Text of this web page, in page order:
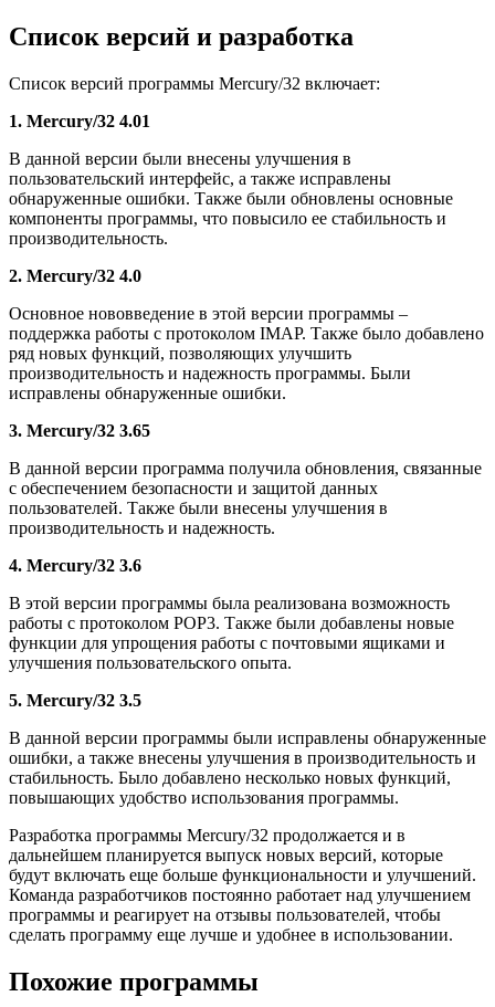
Список версий и разработка
Список версий программы Mercury/32 включает:
1. Mercury/32 4.01
В данной версии были внесены улучшения в
пользовательский интерфейс, а также исправлены
обнаруженные ошибки. Также были обновлены основные
компоненты программы, что повысило ее стабильность и
производительность.
2. Mercury/32 4.0
Основное нововведение в этой версии программы –
поддержка работы с протоколом IMAP. Также было добавлено
ряд новых функций, позволяющих улучшить
производительность и надежность программы. Были
исправлены обнаруженные ошибки.
3. Mercury/32 3.65
В данной версии программа получила обновления, связанные
с обеспечением безопасности и защитой данных
пользователей. Также были внесены улучшения в
производительность и надежность.
4. Mercury/32 3.6
В этой версии программы была реализована возможность
работы с протоколом POP3. Также были добавлены новые
функции для упрощения работы с почтовыми ящиками и
улучшения пользовательского опыта.
5. Mercury/32 3.5
В данной версии программы были исправлены обнаруженные
ошибки, а также внесены улучшения в производительность и
стабильность. Было добавлено несколько новых функций,
повышающих удобство использования программы.
Разработка программы Mercury/32 продолжается и в
дальнейшем планируется выпуск новых версий, которые
будут включать еще больше функциональности и улучшений.
Команда разработчиков постоянно работает над улучшением
программы и реагирует на отзывы пользователей, чтобы
сделать программу еще лучше и удобнее в использовании.
Похожие программы